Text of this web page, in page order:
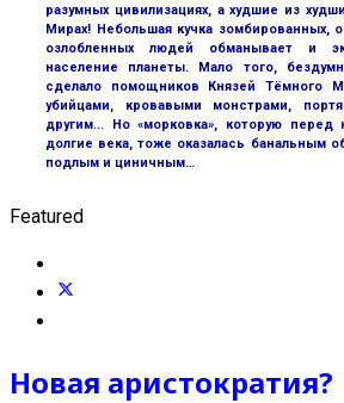
разумных цивилизациях, а худшие из
Мирах! Небольшая кучка зомбированных,
озлобленных людей обманывает и
население планеты. Мало того,
сделало помощников Князей Тёмного
убийцами, кровавыми монстрами,
другим... Но «морковка», которую
долгие века, тоже оказалась банальным
подлым и циничным…
Featured
Новая аристократия?